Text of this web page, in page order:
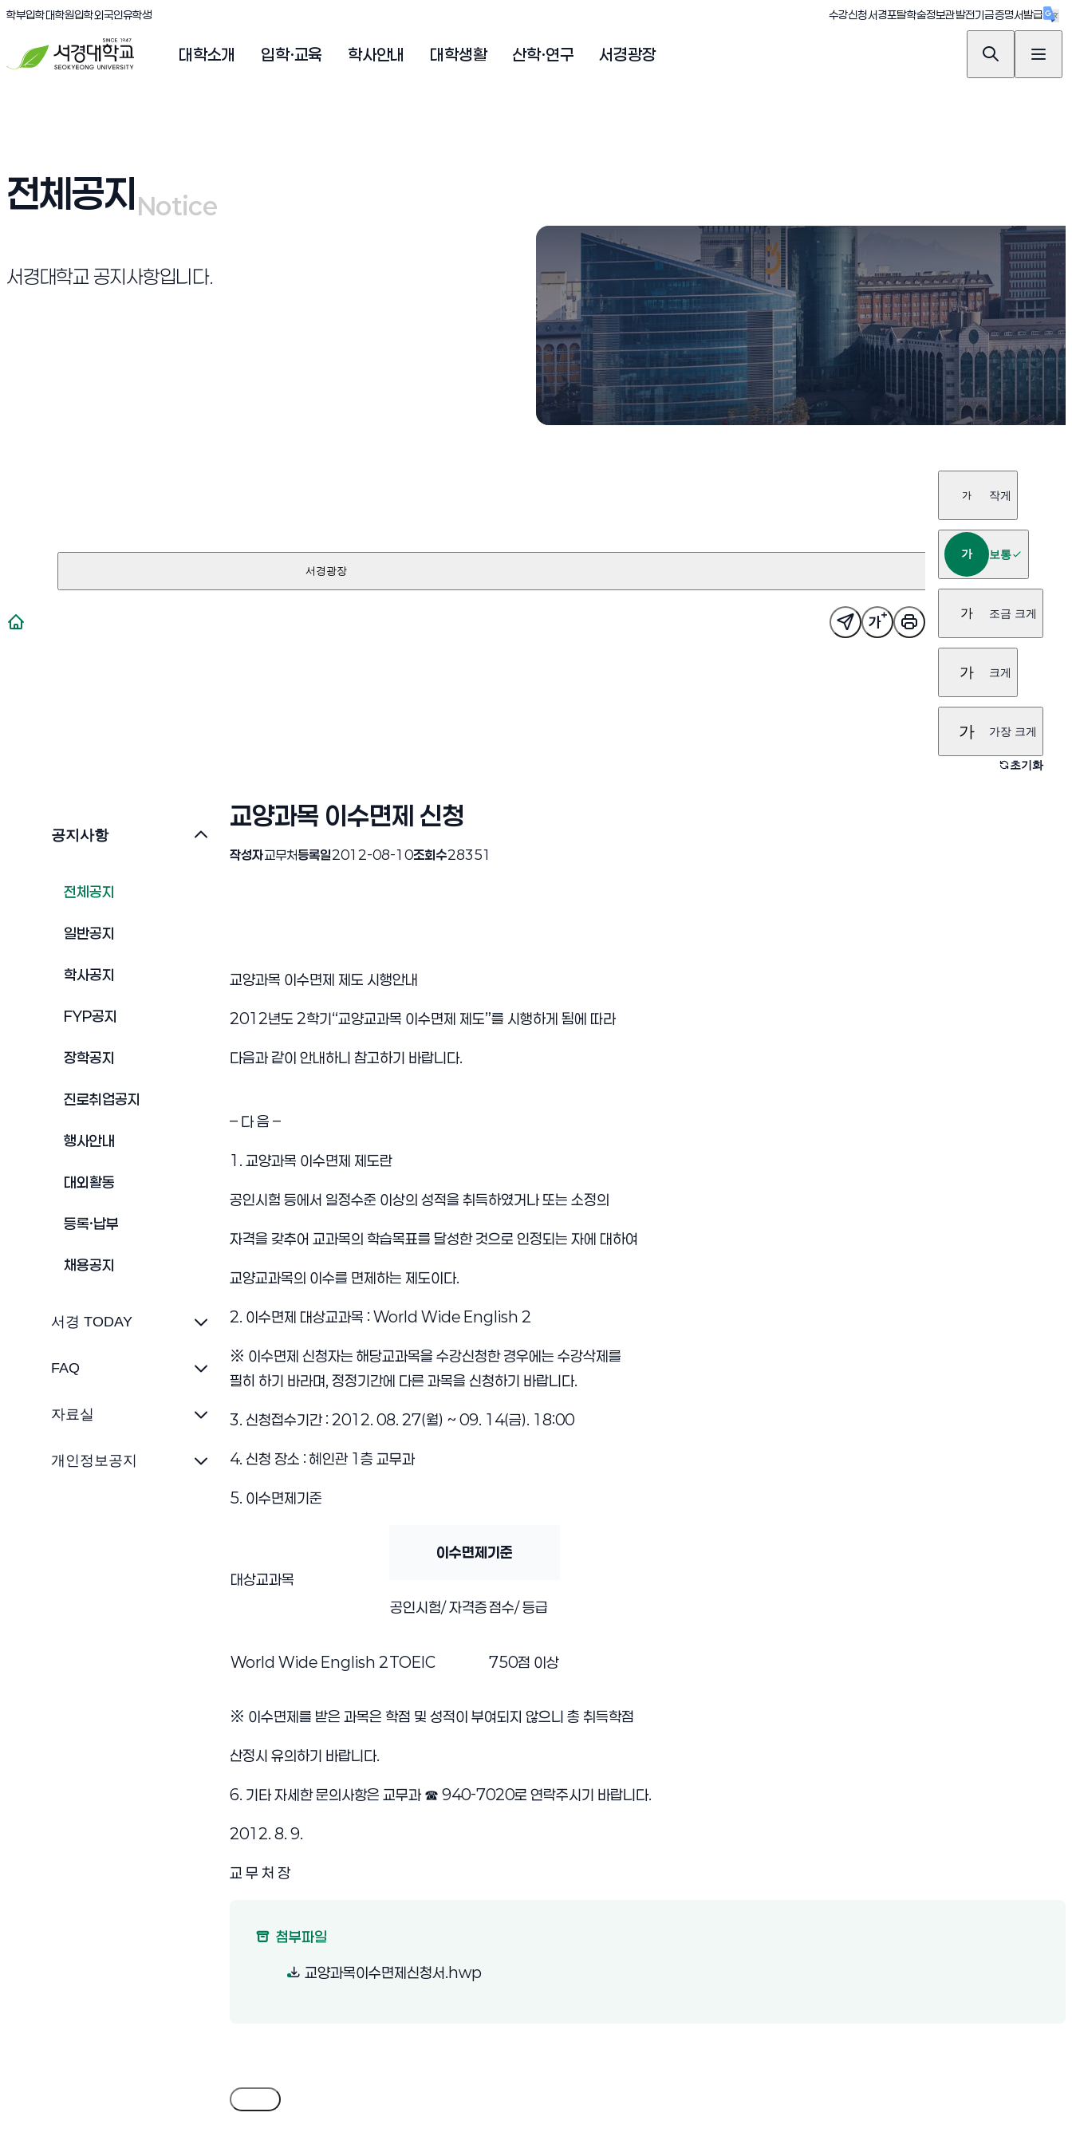
서경대학교
학부입학(새창 열림)
대학원입학(새창 열림)
외국인유학생(새창 열림) 수강신청(새창 열림)
서경포탈(새창 열림)
학술정보관(새창 열림)
발전기금(새창 열림)
증명서발급(새창
대학소개 입학·교육 학사안내 대학생활 산학·연구 서경광장
전체공지 Notice
Notice
서경대학교 공지사항입니다.
서경광장
가 작게
가 보통
가 조금 크게
가 크게
가 가장 크게
초기화
공지사항
전체공지
일반공지
학사공지
FYP공지
장학공지
진로취업공지
행사안내
대외활동
등록·납부
채용공지
서경 TODAY
FAQ
자료실
개인정보공지
교양과목 이수면제 신청
작성자교무처등록일2012-08-10조회수28351
교양과목 이수면제 제도 시행안내
2012년도 2학기“교양교과목 이수면제 제도”를 시행하게 됨에 따라
다음과 같이 안내하니 참고하기 바랍니다.
– 다 음 –
1. 교양과목 이수면제 제도란
공인시험 등에서 일정수준 이상의 성적을 취득하였거나 또는 소정의
자격을 갖추어 교과목의 학습목표를 달성한 것으로 인정되는 자에 대하여
교양교과목의 이수를 면제하는 제도이다.
2. 이수면제 대상교과목 : World Wide English 2
※ 이수면제 신청자는 해당교과목을 수강신청한 경우에는 수강삭제를
필히 하기 바라며, 정정기간에 다른 과목을 신청하기 바랍니다.
3. 신청접수기간 : 2012. 08. 27(월) ~ 09. 14(금). 18:00
4. 신청 장소 : 혜인관 1층 교무과
5. 이수면제기준
대상교과목
이수면제기준
공인시험/ 자격증점수/ 등급
World Wide English 2TOEIC 750점 이상
※ 이수면제를 받은 과목은 학점 및 성적이 부여되지 않으니 총 취득학점
산정시 유의하기 바랍니다.
6. 기타 자세한 문의사항은 교무과☎ 940-7020로 연락주시기 바랍니다.
2012. 8. 9.
교 무 처 장
첨부파일
교양과목이수면제신청서.hwp